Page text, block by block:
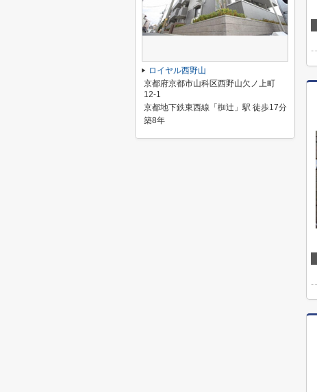
ロイヤル西野山
京都府京都市山科区西野山欠ノ上町
12-1
京都地下鉄東西線「椥辻」駅 徒歩17分
築8年